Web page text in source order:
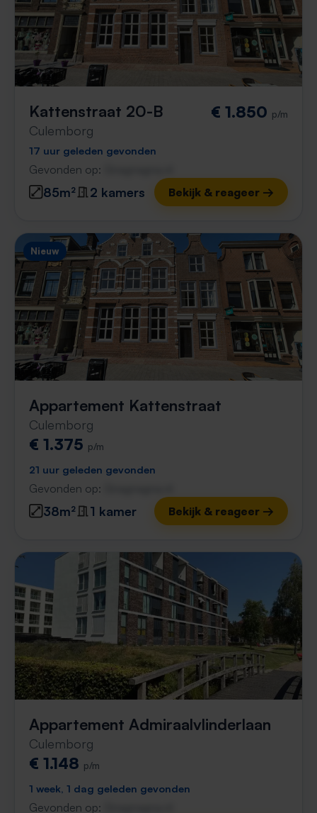
Kattenstraat 20-B
Culemborg
€ 1.850 p/m
17 uur geleden gevonden
Gevonden op:
85m² 2 kamers Bekijk & reageer →
Nieuw
Appartement Kattenstraat
Culemborg
€ 1.375 p/m
21 uur geleden gevonden
Gevonden op:
38m² 1 kamer Bekijk & reageer →
Appartement Admiraalvlinderlaan
Culemborg
€ 1.148 p/m
1 week, 1 dag geleden gevonden
Gevonden op: